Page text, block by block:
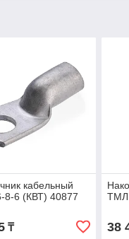
кабельный
6 (КВТ) 40877
₸
ТМЛ
38